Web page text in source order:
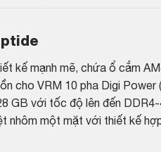
kế mạnh mẽ, chứa ổ cắm
cho VRM 10 pha Digi Power
GB với tốc độ lên đến
nhôm một mặt với thiết kế